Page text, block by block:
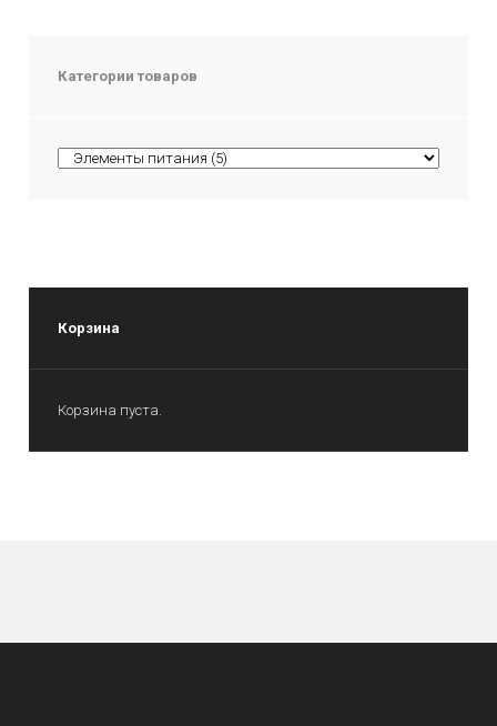
Категории товаров
Корзина
Корзина пуста.